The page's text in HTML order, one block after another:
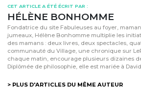
CET ARTICLE A ÉTÉ ÉCRIT PAR :
HÉLÈNE BONHOMME
Fondatrice du site Fabuleuses au foyer,
jumeaux, Hélène Bonhomme multiplie les
des mamans : deux livres, deux spectacles,
communauté du Village, une chronique sur
chaque matin, encourage plusieurs dizaines
Diplômée de philosophie, elle est mariée à
> PLUS D'ARTICLES DU MÊME AUTEUR